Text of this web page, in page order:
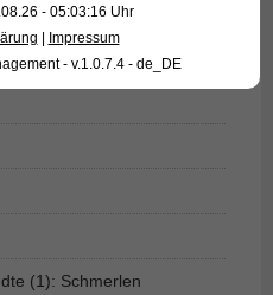
(1): Schmerlen
- 05:03:16 Uhr
Impressum
- v.1.0.7.4 - de_DE